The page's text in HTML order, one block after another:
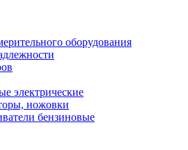
оборудования
электрические
ножовки
бензиновые